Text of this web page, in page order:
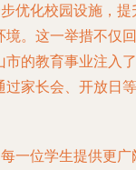
优化校园设施，提
境。这一举措不仅回
市的教育事业注入了
过家长会、开放日等
一位学生提供更广